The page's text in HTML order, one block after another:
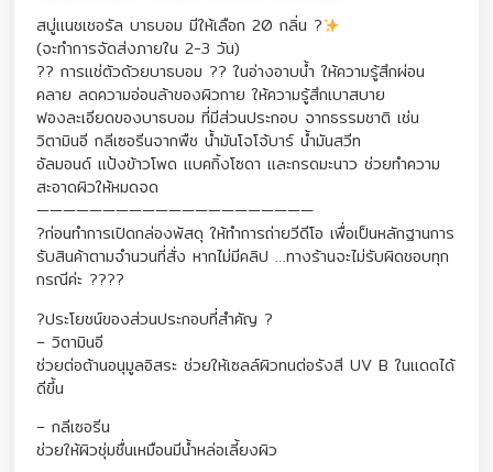
สบู่แนชเชอรัล บาธบอม มีให้เลือก 20 กลิ่น ?
(จะทำการจัดส่งภายใน 2-3 วัน)
?? การแช่ตัวด้วยบาธบอม ?? ในอ่างอาบน้ำ ให้ความรู้สึกผ่อน
คลาย ลดความอ่อนล้าของผิวกาย ให้ความรู้สึกเบาสบาย
ฟองละเอียดของบาธบอม ที่มีส่วนประกอบ จากธรรมชาติ เช่น
วิตามินอี กลีเซอรีนจากพืช น้ำมันโจโจ้บาร์ น้ำมันสวีท
อัลมอนด์ แป้งข้าวโพด แบคกิ้งโซดา และกรดมะนาว ช่วยทำความ
สะอาดผิวให้หมดจด
—————————————————————
?ก่อนทำการเปิดกล่องพัสดุ ให้ทำการถ่ายวีดีโอ เพื่อเป็นหลักฐานการ
รับสินค้าตามจำนวนที่สั่ง หากไม่มีคลิป …ทางร้านจะไม่รับผิดชอบทุก
กรณีค่ะ ????
?ประโยชน์ของส่วนประกอบที่สำคัญ ?
– วิตามินอี
ช่วยต่อต้านอนุมูลอิสระ ช่วยให้เซลล์ผิวทนต่อรังสี UV B ในแดดได้
ดีขึ้น
– กลีเซอรีน
ช่วยให้ผิวชุ่มชื่นเหมือนมีน้ำหล่อเลี้ยงผิว